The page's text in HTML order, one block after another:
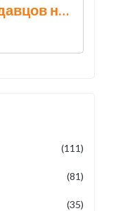
на
уже
(111)
(81)
(35)